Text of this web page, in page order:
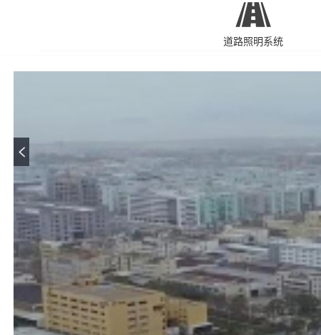
道路照明系统